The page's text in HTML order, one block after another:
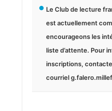
Le Club de lecture
est actuellement
encourageons les
liste d’attente. Pour
inscriptions,
courriel